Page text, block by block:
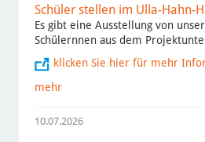
Schüler stellen im Ulla-Hahn-
Es gibt eine Ausstellung von
Schülernnen aus dem
klicken Sie hier für mehr
mehr
10.07.2026